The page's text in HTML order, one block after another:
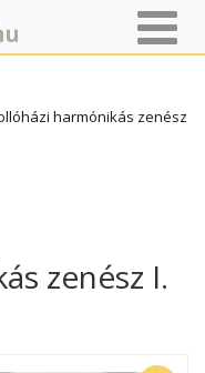
Egyéb magyar
harmónikás zenész
zenész I.